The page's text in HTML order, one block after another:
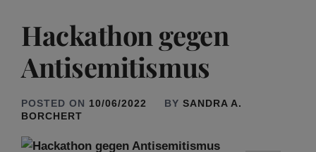
Hackathon gegen
Antisemitismus
POSTED ON 10/06/2022 BY SANDRA A.
BORCHERT